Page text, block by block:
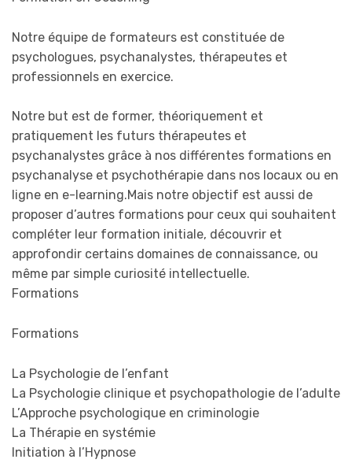
Notre équipe de formateurs est constituée de
psychologues, psychanalystes, thérapeutes et
professionnels en exercice.
Notre but est de former, théoriquement et
pratiquement les futurs thérapeutes et
psychanalystes grâce à nos différentes formations en
psychanalyse et psychothérapie dans nos locaux ou en
ligne en e-learning.Mais notre objectif est aussi de
proposer d’autres formations pour ceux qui souhaitent
compléter leur formation initiale, découvrir et
approfondir certains domaines de connaissance, ou
même par simple curiosité intellectuelle.
Formations
Formations
La Psychologie de l’enfant
La Psychologie clinique et psychopathologie de l’adulte
L’Approche psychologique en criminologie
La Thérapie en systémie
Initiation à l’Hypnose